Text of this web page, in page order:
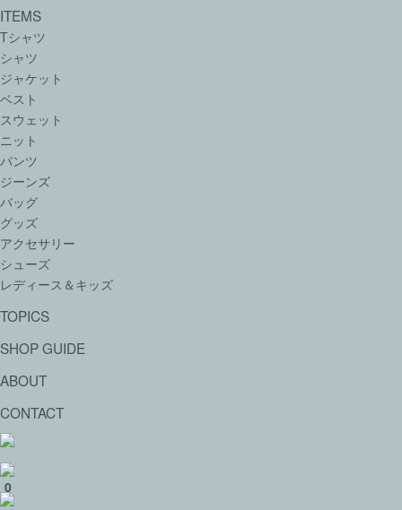
ITEMS
Tシャツ
シャツ
ジャケット
ベスト
スウェット
ニット
パンツ
ジーンズ
バッグ
グッズ
アクセサリー
シューズ
レディース＆キッズ
TOPICS
SHOP GUIDE
ABOUT
CONTACT
0